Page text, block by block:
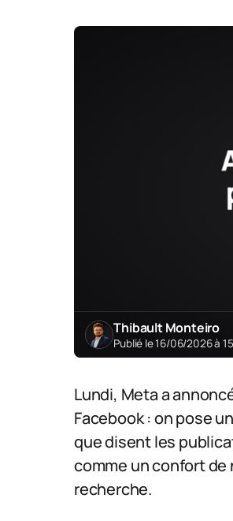
Thibault Monteiro
Publié le 16/06/2026 à
Lundi, Meta a
Facebook : on pose
que disent les
comme un confort de
recherche.